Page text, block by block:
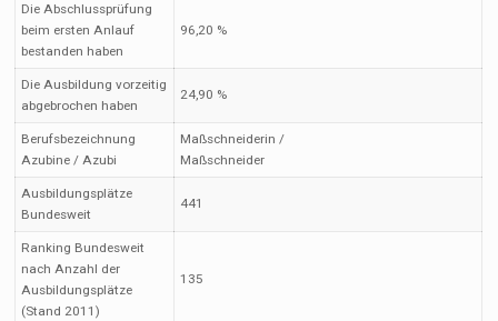
Die Abschlussprüfung
beim ersten Anlauf
bestanden haben
96,20 %
Die Ausbildung vorzeitig
abgebrochen haben
24,90 %
Berufsbezeichnung
Azubine / Azubi
Maßschneiderin /
Maßschneider
Ausbildungsplätze
Bundesweit
441
Ranking Bundesweit
nach Anzahl der
Ausbildungsplätze
(Stand 2011)
135